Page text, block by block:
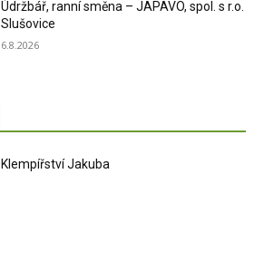
Údržbář, ranní směna – JAPAVO, spol. s r.o.
Slušovice
6.8.2026
Klempířství Jakuba